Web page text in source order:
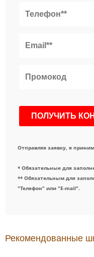
Отправляя заявку, я
* Обязательные для
** Обязательным для
"Телефон" или "E-mail".
Рекомендованные